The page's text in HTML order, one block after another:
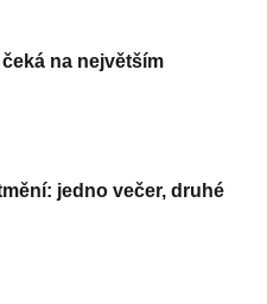
na největším
jedno večer, druhé